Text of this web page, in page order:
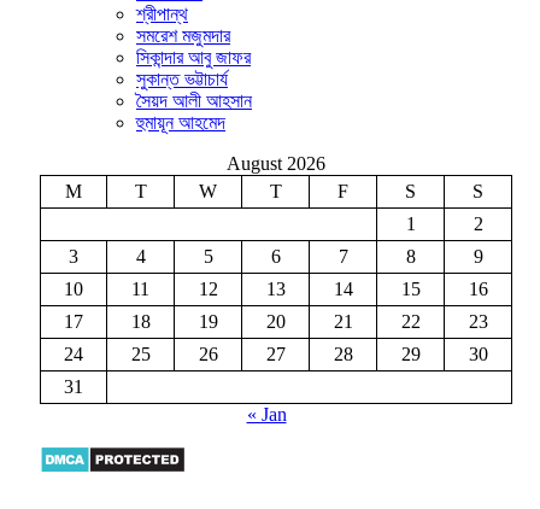
শ্রীপান্থ
সমরেশ মজুমদার
সিকান্দার আবু জাফর
সুকান্ত ভট্টাচার্য
সৈয়দ আলী আহসান
হুমায়ূন আহমেদ
August 2026
M
T W T F S
S
1
2
3
4 5 6 7 8
9
10
11 12 13 14 15
16
17
18 19 20 21 22
23
24
25 26 27 28 29
30
31
« Jan